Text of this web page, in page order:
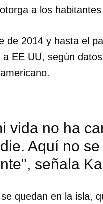
Para poder guardar
cuenta de 14ymedio.
a los
de 2014 y hasta el
a EE UU, según
vida no ha
Aquí no
señala
quedan en la isla,